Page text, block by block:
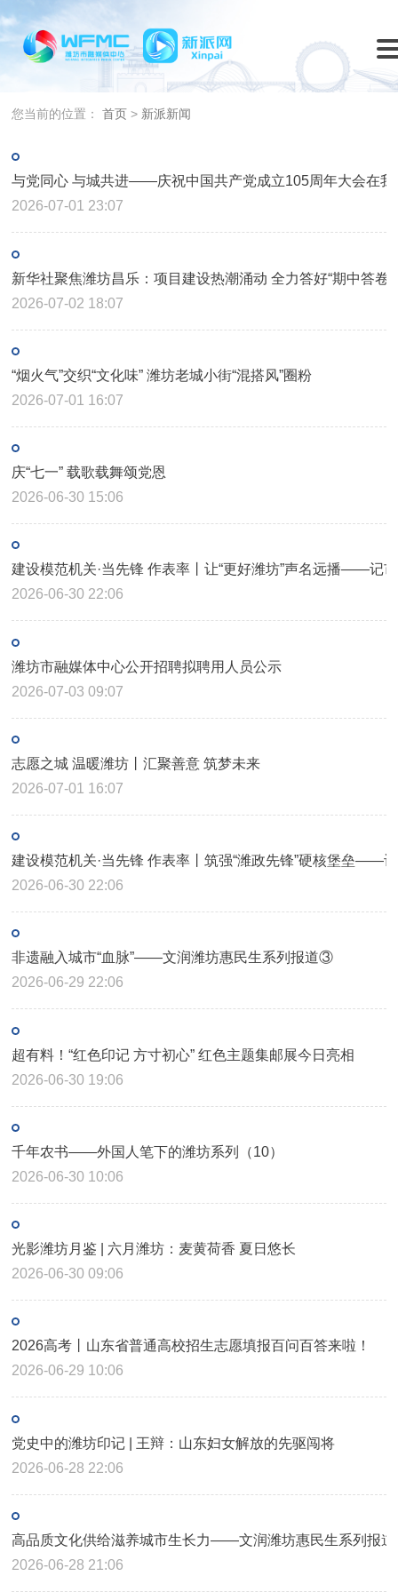
您当前的位置：首页 > 新派新闻
与党同心 与城共进——庆祝中国共产党成立105周年大会在我
2026-07-01 23:07
新华社聚焦潍坊昌乐：项目建设热潮涌动 全力答好“期中答卷”
2026-07-02 18:07
“烟火气”交织“文化味” 潍坊老城小街“混搭风”圈粉
2026-07-01 16:07
庆“七一” 载歌载舞颂党恩
2026-06-30 15:06
建设模范机关·当先锋 作表率丨让“更好潍坊”声名远播——记
2026-06-30 22:06
潍坊市融媒体中心公开招聘拟聘用人员公示
2026-07-03 09:07
志愿之城 温暖潍坊丨汇聚善意 筑梦未来
2026-07-01 16:07
建设模范机关·当先锋 作表率丨筑强“潍政先锋”硬核堡垒——
2026-06-30 22:06
非遗融入城市“血脉”——文润潍坊惠民生系列报道③
2026-06-29 22:06
超有料！“红色印记 方寸初心” 红色主题集邮展今日亮相
2026-06-30 19:06
千年农书——外国人笔下的潍坊系列（10）
2026-06-30 10:06
光影潍坊月鉴 | 六月潍坊：麦黄荷香 夏日悠长
2026-06-30 09:06
2026高考丨山东省普通高校招生志愿填报百问百答来啦！
2026-06-29 10:06
党史中的潍坊印记 | 王辩：山东妇女解放的先驱闯将
2026-06-28 22:06
高品质文化供给滋养城市生长力——文润潍坊惠民生系列报
2026-06-28 21:06